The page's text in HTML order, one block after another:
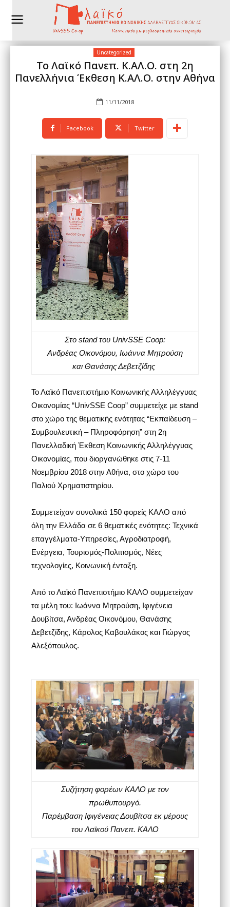
Uncategorized
Το Λαϊκό Πανεπ. Κ.ΑΛ.Ο. στη 2η
Πανελλήνια Έκθεση Κ.ΑΛ.Ο. στην Αθήνα
11/11/2018
Facebook Twitter
Στο stand του UnivSSE Coop:
Ανδρέας Οικονόμου, Ιωάννα Μητρούση
και Θανάσης Δεβετζίδης
Το Λαϊκό Πανεπιστήμιο Κοινωνικής Αλληλέγγυας
Οικονομίας “UnivSSE Coop” συμμετείχε με stand
στο χώρο της θεματικής ενότητας “Εκπαίδευση –
Συμβουλευτική – Πληροφόρηση” στη 2η
Πανελλαδική Έκθεση Κοινωνικής Αλληλέγγυας
Οικονομίας, που διοργανώθηκε στις 7-11
Νοεμβρίου 2018 στην Αθήνα, στο χώρο του
Παλιού Χρηματιστηρίου.
Συμμετείχαν συνολικά 150 φορείς ΚΑΛΟ από
όλη την Ελλάδα σε 6 θεματικές ενότητες: Τεχνικά
επαγγέλματα-Υπηρεσίες, Αγροδιατροφή,
Ενέργεια, Τουρισμός-Πολιτισμός, Νέες
τεχνολογίες, Κοινωνική ένταξη.
Από το Λαϊκό Πανεπιστήμιο ΚΑΛΟ συμμετείχαν
τα μέλη του: Ιωάννα Μητρούση, Ιφιγένεια
Δουβίτσα, Ανδρέας Οικονόμου, Θανάσης
Δεβετζίδης, Κάρολος Καβουλάκος και Γιώργος
Αλεξόπουλος.
Συζήτηση φορέων ΚΑΛΟ με τον
πρωθυπουργό.
Παρέμβαση Ιφιγένειας Δουβίτσα εκ μέρους
του Λαϊκού Πανεπ. ΚΑΛΟ